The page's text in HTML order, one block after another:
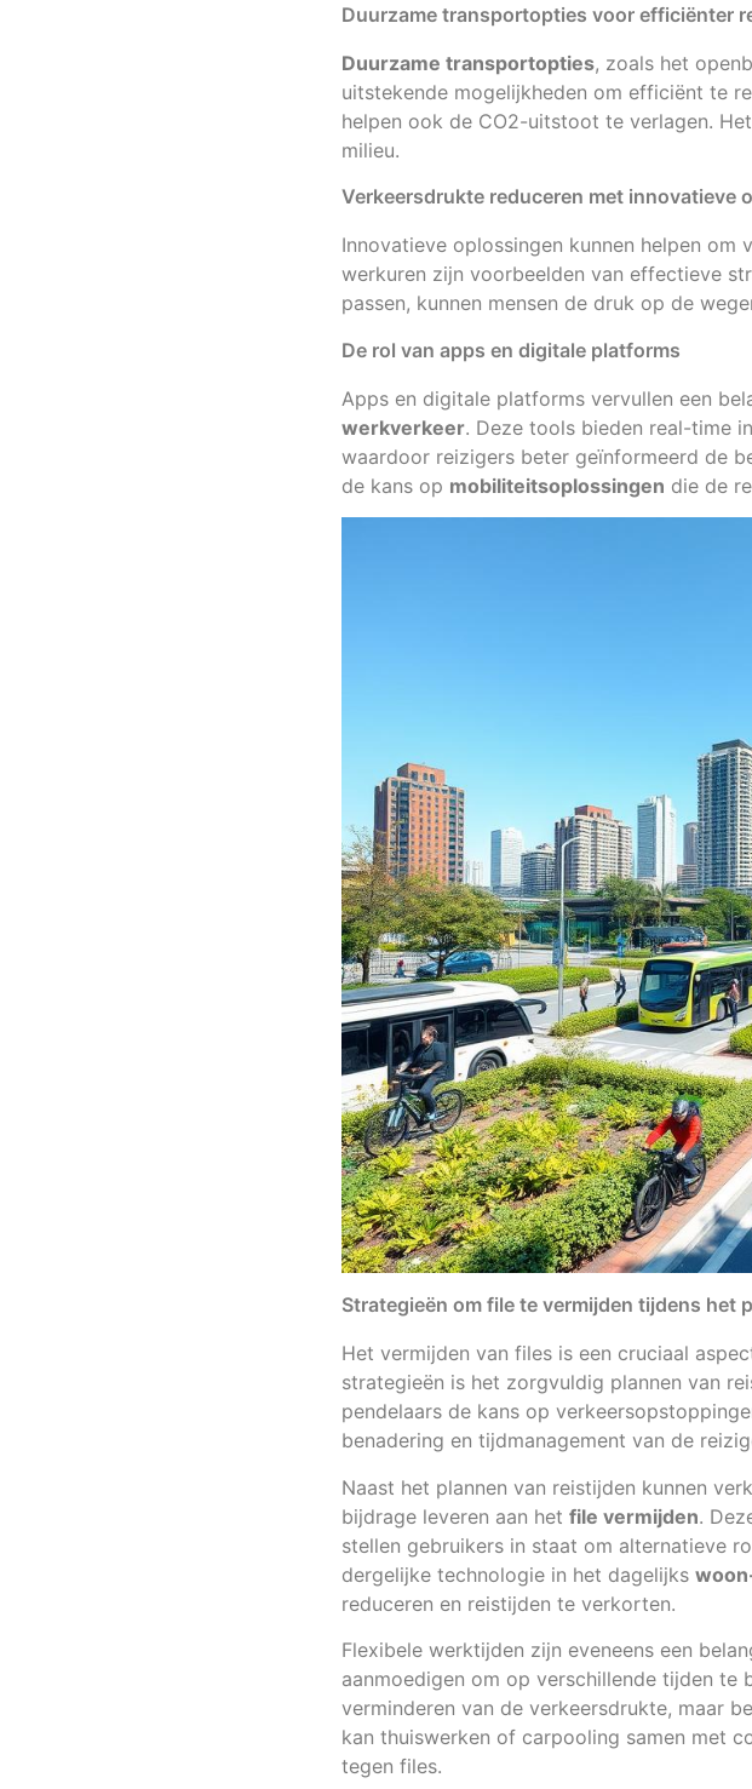
Duurzame transportopties voor efficiënter
Duurzame transportopties, zoals het
uitstekende mogelijkheden om efficiënt te
helpen ook de CO2-uitstoot te verlagen.
milieu.
Verkeersdrukte reduceren met innovatieve
Innovatieve oplossingen kunnen helpen
werkuren zijn voorbeelden van effectieve
passen, kunnen mensen de druk op de
De rol van apps en digitale platforms
Apps en digitale platforms vervullen een
werkverkeer. Deze tools bieden real-time
waardoor reizigers beter geïnformeerd de
de kans op mobiliteitsoplossingen die de
Strategieën om file te vermijden tijdens het
Het vermijden van files is een cruciaal
strategieën is het zorgvuldig plannen van
pendelaars de kans op
benadering en tijdmanagement van de
Naast het plannen van reistijden kunnen
bijdrage leveren aan het file vermijden.
stellen gebruikers in staat om alternatieve
dergelijke technologie in het dagelijks
reduceren en reistijden te verkorten.
Flexibele werktijden zijn eveneens een
aanmoedigen om op verschillende tijden
verminderen van de verkeersdrukte, maar
kan thuiswerken of carpooling samen met
tegen files.